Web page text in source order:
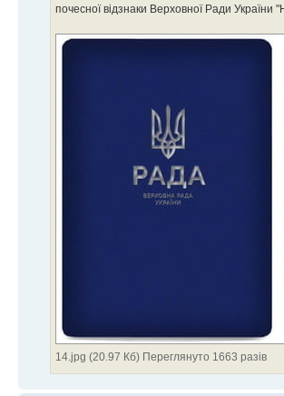
почесної відзнаки Верховної Ради України
14.jpg (20.97 Кб) Переглянуто 1663 разів